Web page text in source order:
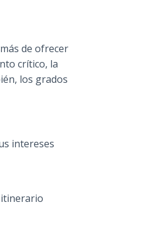
de ofrecer
crítico, la
los grados
intereses
itinerario